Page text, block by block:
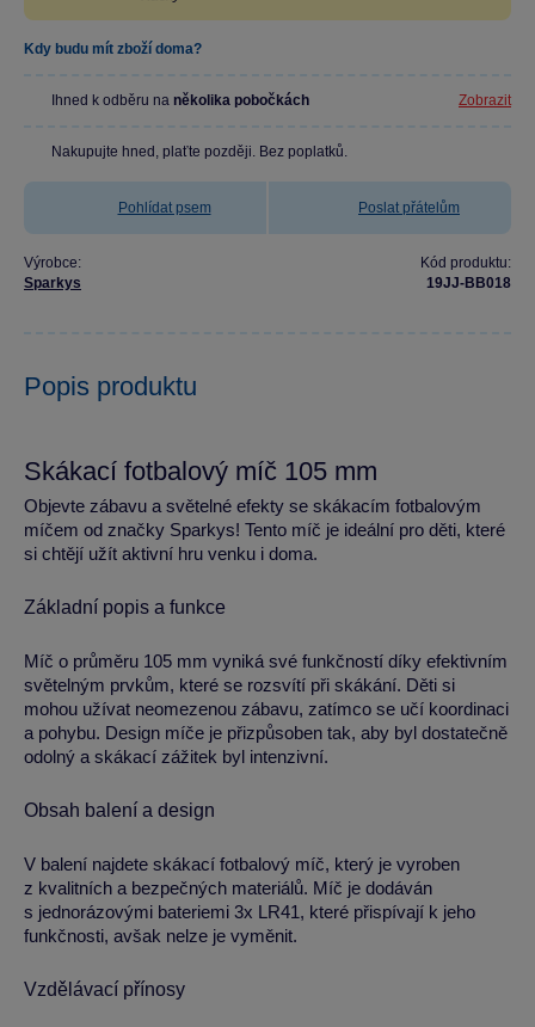
Kdy budu mít zboží doma?
Ihned k odběru na několika pobočkách Zobrazit
Nakupujte hned, plaťte později. Bez poplatků.
Pohlídat psem Poslat přátelům
Výrobce:
Sparkys
Kód produktu:
19JJ-BB018
Popis produktu
Skákací fotbalový míč 105 mm
Objevte zábavu a světelné efekty se skákacím fotbalovým
míčem od značky Sparkys! Tento míč je ideální pro děti, které
si chtějí užít aktivní hru venku i doma.
Základní popis a funkce
Míč o průměru 105 mm vyniká své funkčností díky efektivním
světelným prvkům, které se rozsvítí při skákání. Děti si
mohou užívat neomezenou zábavu, zatímco se učí koordinaci
a pohybu. Design míče je přizpůsoben tak, aby byl dostatečně
odolný a skákací zážitek byl intenzivní.
Obsah balení a design
V balení najdete skákací fotbalový míč, který je vyroben
z kvalitních a bezpečných materiálů. Míč je dodáván
s jednorázovými bateriemi 3x LR41, které přispívají k jeho
funkčnosti, avšak nelze je vyměnit.
Vzdělávací přínosy